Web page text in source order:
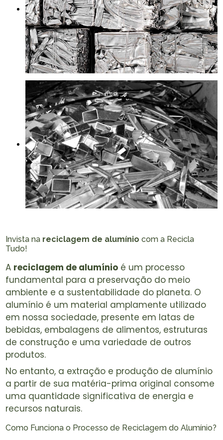
Invista na reciclagem de alumínio com a Recicla
Tudo!
A reciclagem de alumínio é um processo
fundamental para a preservação do meio
ambiente e a sustentabilidade do planeta. O
alumínio é um material amplamente utilizado
em nossa sociedade, presente em latas de
bebidas, embalagens de alimentos, estruturas
de construção e uma variedade de outros
produtos.
No entanto, a extração e produção de alumínio
a partir de sua matéria-prima original consome
uma quantidade significativa de energia e
recursos naturais.
Como Funciona o Processo de Reciclagem do Alumínio?